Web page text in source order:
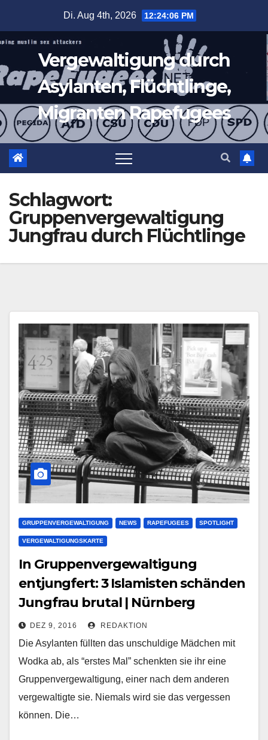
springen
Di. Aug 4th, 2026 12:24:06 PM
Vergewaltigung durch
Asylanten, Flüchtlinge,
Migranten Rapefugees
Schlagwort:
Gruppenvergewaltigung
Jungfrau durch Flüchtlinge
GRUPPENVERGEWALTIGUNG NEWS RAPEFUGEES SPOTLIGHT
VERGEWALTIGUNGSKARTE
In Gruppenvergewaltigung
entjungfert: 3 Islamisten schänden
Jungfrau brutal | Nürnberg
DEZ 9, 2016 REDAKTION
Die Asylanten füllten das unschuldige Mädchen mit
Wodka ab, als “erstes Mal” schenkten sie ihr eine
Gruppenvergewaltigung, einer nach dem anderen
vergewaltigte sie. Niemals wird sie das vergessen
können. Die…